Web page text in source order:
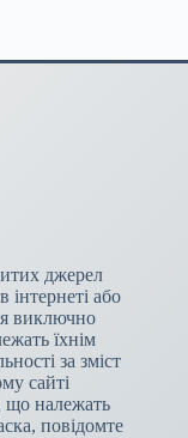
джерел
або
виключно
їхнім
за зміст
сайті
що належать
повідомте